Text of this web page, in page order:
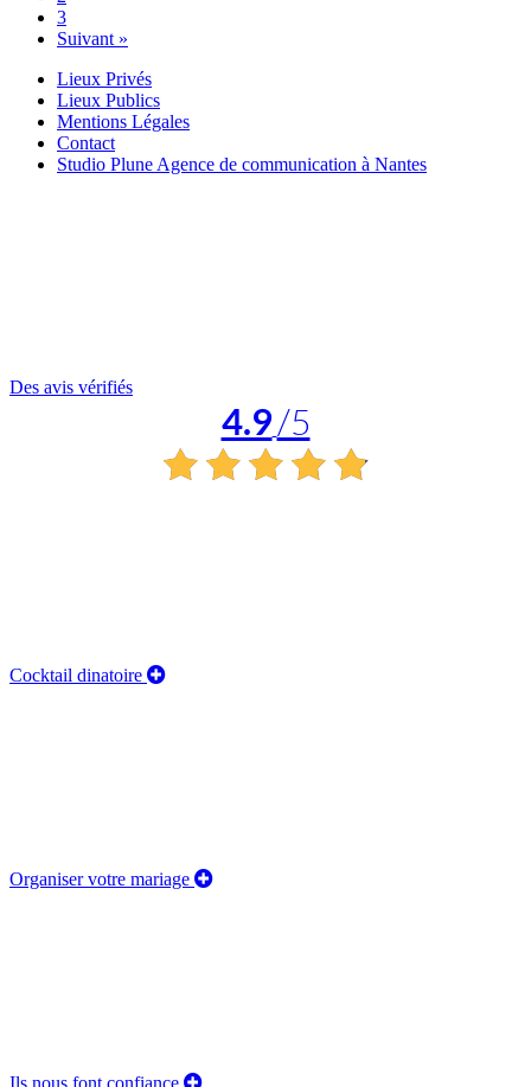
3
Suivant »
Lieux Privés
Lieux Publics
Mentions Légales
Contact
Studio Plune Agence de communication à Nantes
Des avis vérifiés
4.9/5
Cocktail dinatoire
Organiser votre mariage
Ils nous font confiance